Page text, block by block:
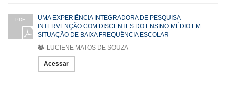
PDF
UMA EXPERIÊNCIA INTEGRADORA DE PESQUISA
INTERVENÇÃO COM DISCENTES DO ENSINO MÉDIO EM
SITUAÇÃO DE BAIXA FREQUÊNCIA ESCOLAR
LUCIENE MATOS DE SOUZA
Acessar